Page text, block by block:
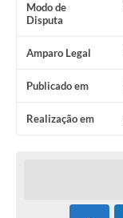
Modo de
Disputa
Amparo Legal
Publicado em
Realização em